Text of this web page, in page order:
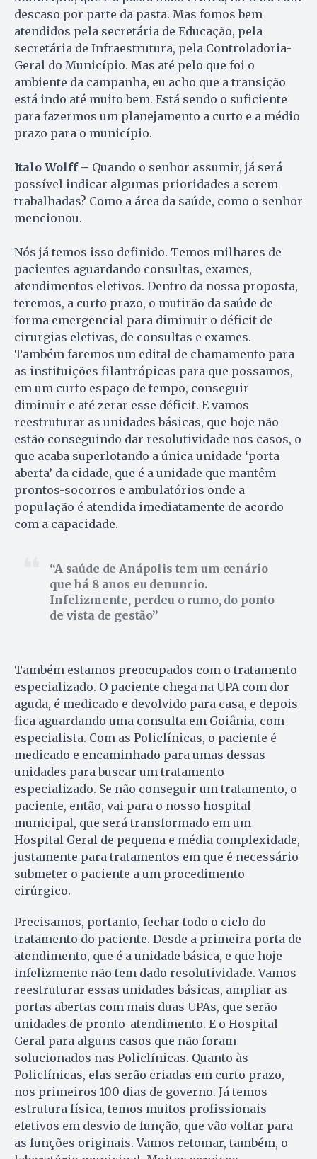
descaso por parte da pasta. Mas fomos bem
atendidos pela secretária de Educação, pela
secretária de Infraestrutura, pela Controladoria-
Geral do Município. Mas até pelo que foi o
ambiente da campanha, eu acho que a transição
está indo até muito bem. Está sendo o suficiente
para fazermos um planejamento a curto e a médio
prazo para o município.
Italo Wolff – Quando o senhor assumir, já será
possível indicar algumas prioridades a serem
trabalhadas? Como a área da saúde, como o senhor
mencionou.
Nós já temos isso definido. Temos milhares de
pacientes aguardando consultas, exames,
atendimentos eletivos. Dentro da nossa proposta,
teremos, a curto prazo, o mutirão da saúde de
forma emergencial para diminuir o déficit de
cirurgias eletivas, de consultas e exames.
Também faremos um edital de chamamento para
as instituições filantrópicas para que possamos,
em um curto espaço de tempo, conseguir
diminuir e até zerar esse déficit. E vamos
reestruturar as unidades básicas, que hoje não
estão conseguindo dar resolutividade nos casos, o
que acaba superlotando a única unidade ‘porta
aberta’ da cidade, que é a unidade que mantêm
prontos-socorros e ambulatórios onde a
população é atendida imediatamente de acordo
com a capacidade.
A saúde de Anápolis tem um cenário
que há 8 anos eu denuncio.
Infelizmente, perdeu o rumo, do ponto
de vista de gestão
Também estamos preocupados com o tratamento
especializado. O paciente chega na UPA com dor
aguda, é medicado e devolvido para casa, e depois
fica aguardando uma consulta em Goiânia, com
especialista. Com as Policlínicas, o paciente é
medicado e encaminhado para umas dessas
unidades para buscar um tratamento
especializado. Se não conseguir um tratamento, o
paciente, então, vai para o nosso hospital
municipal, que será transformado em um
Hospital Geral de pequena e média complexidade,
justamente para tratamentos em que é necessário
submeter o paciente a um procedimento
cirúrgico.
Precisamos, portanto, fechar todo o ciclo do
tratamento do paciente. Desde a primeira porta de
atendimento, que é a unidade básica, e que hoje
infelizmente não tem dado resolutividade. Vamos
reestruturar essas unidades básicas, ampliar as
portas abertas com mais duas UPAs, que serão
unidades de pronto-atendimento. E o Hospital
Geral para alguns casos que não foram
solucionados nas Policlínicas. Quanto às
Policlínicas, elas serão criadas em curto prazo,
nos primeiros 100 dias de governo. Já temos
estrutura física, temos muitos profissionais
efetivos em desvio de função, que vão voltar para
as funções originais. Vamos retomar, também, o